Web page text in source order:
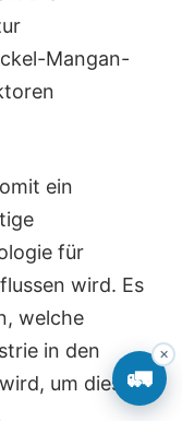
Mangan-
ein
für
wird. Es
welche
in den
um dieser
✕
🚛